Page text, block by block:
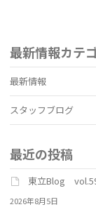
最新情報カテ
最新情報
スタッフブログ
最近の投稿
東立Blog
2026年8月5日